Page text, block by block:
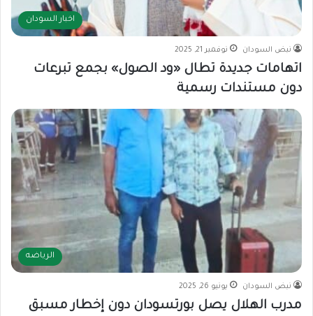
اخبار السودان
نبض السودان نوفمبر 21, 2025
اتهامات جديدة تطال «ود الصول» بجمع تبرعات
دون مستندات رسمية
الرياضه
نبض السودان يونيو 26, 2025
مدرب الهلال يصل بورتسودان دون إخطار مسبق